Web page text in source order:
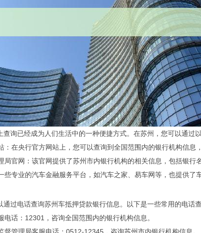
查询已经成为人们生活中的一种便捷方式。在苏州，您可以通过
：在央行官方网站上，您可以查询到全国范围内的银行机构信息
局官网：该官网提供了苏州市内银行机构的相关信息，包括银行
些专业的汽车金融服务平台，如汽车之家、易车网等，也提供了
过电话查询苏州车抵押贷款银行信息。以下是一些常用的电话
电话：12301，咨询全国范围内的银行机构信息。